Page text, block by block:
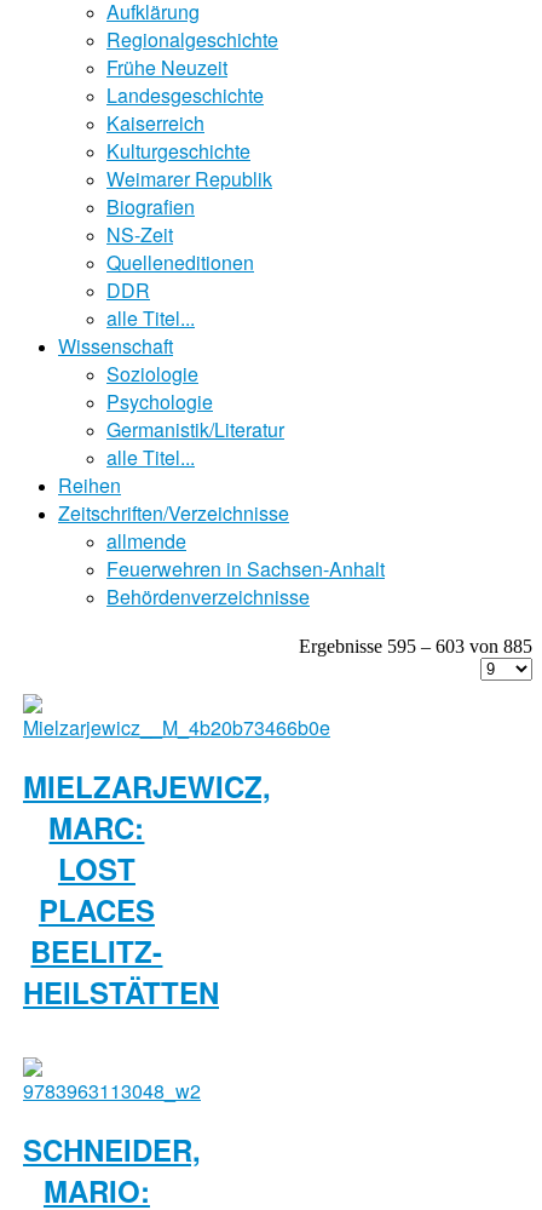
Aufklärung
Regionalgeschichte
Frühe Neuzeit
Landesgeschichte
Kaiserreich
Kulturgeschichte
Weimarer Republik
Biografien
NS-Zeit
Quelleneditionen
DDR
alle Titel...
Wissenschaft
Soziologie
Psychologie
Germanistik/Literatur
alle Titel...
Reihen
Zeitschriften/Verzeichnisse
allmende
Feuerwehren in Sachsen-Anhalt
Behördenverzeichnisse
Ergebnisse 595 – 603 von 885
MIELZARJEWICZ,
MARC:
LOST
PLACES
BEELITZ-
HEILSTÄTTEN
SCHNEIDER,
MARIO: